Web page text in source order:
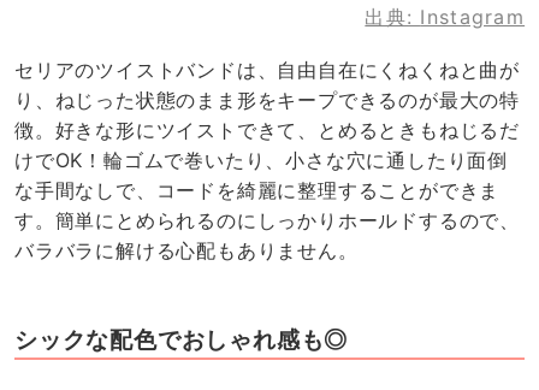
出典: Instagram
セリアのツイストバンドは、自由自在にくねくねと曲が
り、ねじった状態のまま形をキープできるのが最大の特
徴。好きな形にツイストできて、とめるときもねじるだ
けでOK！輪ゴムで巻いたり、小さな穴に通したり面倒
な手間なしで、コードを綺麗に整理することができま
す。簡単にとめられるのにしっかりホールドするので、
バラバラに解ける心配もありません。
シックな配色でおしゃれ感も◎